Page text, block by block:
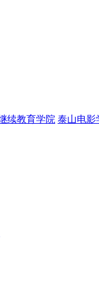
续教育学院 泰山电影